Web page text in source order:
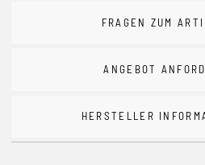
FRAGEN ZUM
ANGEBOT
HERSTELLER